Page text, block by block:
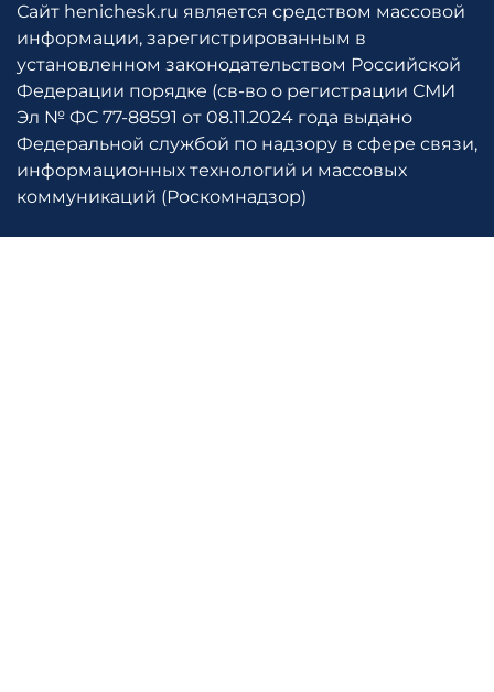
Сайт henichesk.ru является средством массовой
информации, зарегистрированным в
установленном законодательством Российской
Федерации порядке (св-во о регистрации СМИ
Эл № ФС 77-88591 от 08.11.2024 года выдано
Федеральной службой по надзору в сфере связи,
информационных технологий и массовых
коммуникаций (Роскомнадзор)